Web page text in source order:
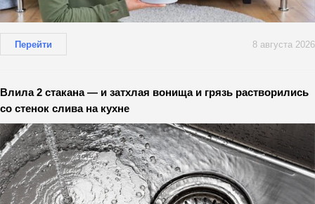
Перейти 8 августа 2026
Влила 2 стакана — и затхлая вонища и грязь растворились
со стенок слива на кухне